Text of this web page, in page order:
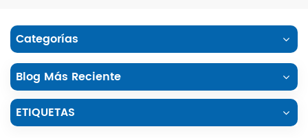
Categorías
Blog Más Reciente
ETIQUETAS